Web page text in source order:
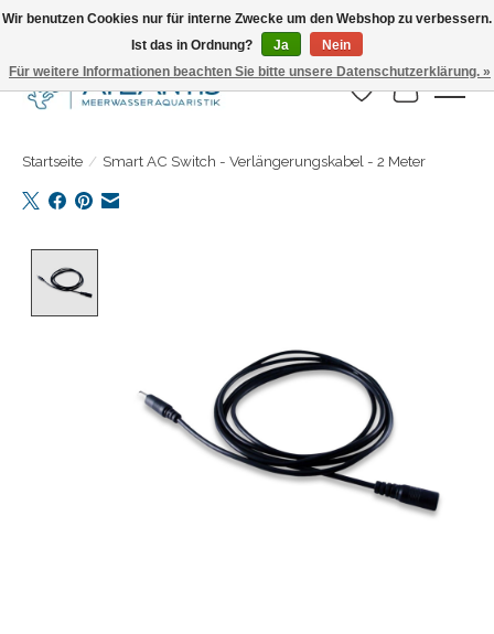
Täglicher Versand. Bestelle bis 15.00 Uhr
Wunschzettel
Ihr
Startseite / Smart AC Switch - Verlängerungskabel - 2 Meter
Wir benutzen Cookies nur für interne Zwecke um den Webshop zu verbessern.
Ist das in Ordnung?
Ja
Nein
Für weitere Informationen beachten Sie bitte unsere Datenschutzerklärung. »